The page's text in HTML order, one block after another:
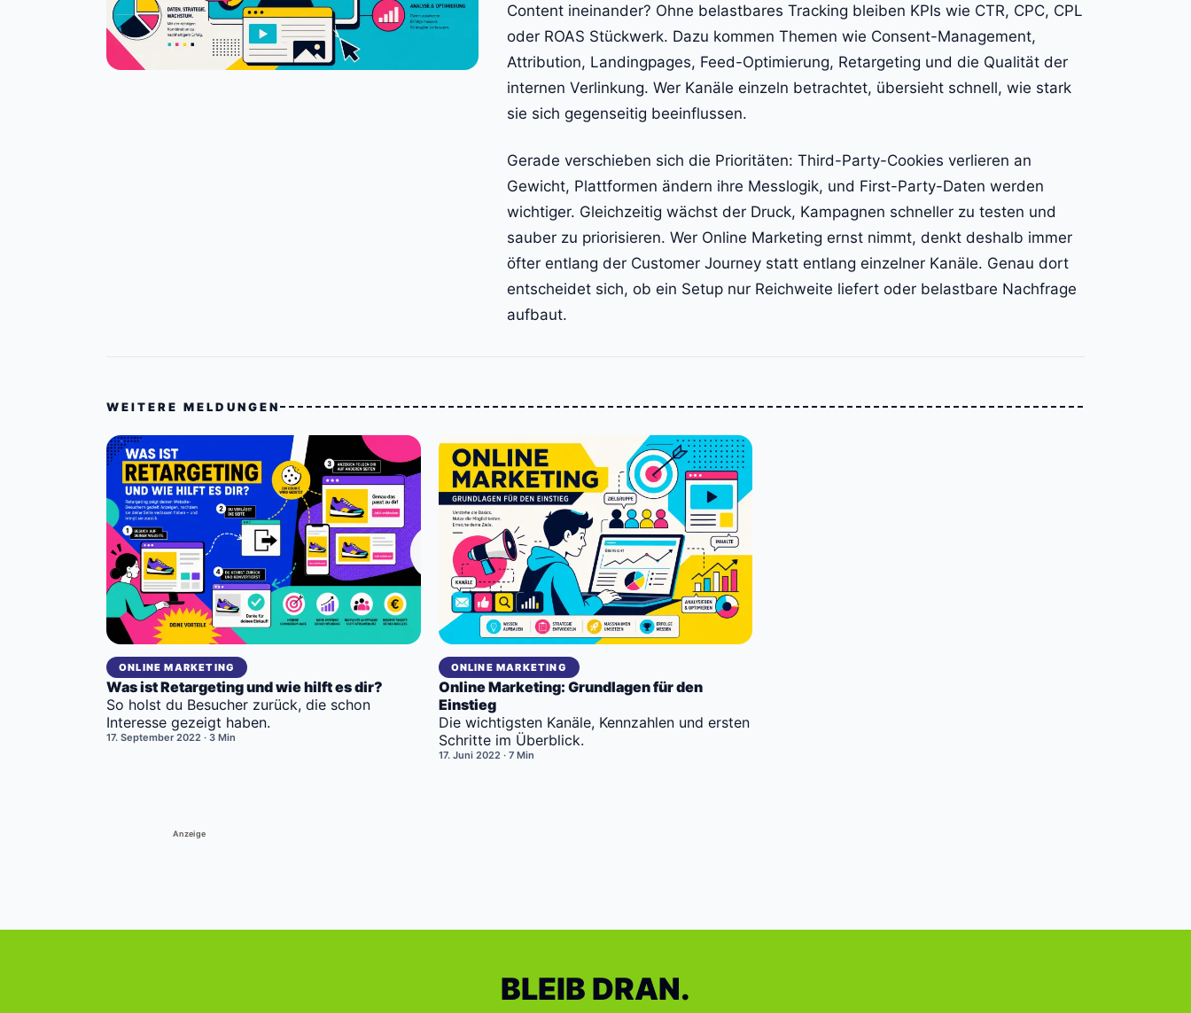
Content ineinander? Ohne belastbares Tracking bleiben KPIs wie CTR, CPC, CPL
oder ROAS Stückwerk. Dazu kommen Themen wie Consent-Management,
Attribution, Landingpages, Feed-Optimierung, Retargeting und die Qualität der
internen Verlinkung. Wer Kanäle einzeln betrachtet, übersieht schnell, wie stark
sie sich gegenseitig beeinflussen.
Gerade verschieben sich die Prioritäten: Third-Party-Cookies verlieren an
Gewicht, Plattformen ändern ihre Messlogik, und First-Party-Daten werden
wichtiger. Gleichzeitig wächst der Druck, Kampagnen schneller zu testen und
sauber zu priorisieren. Wer Online Marketing ernst nimmt, denkt deshalb immer
öfter entlang der Customer Journey statt entlang einzelner Kanäle. Genau dort
entscheidet sich, ob ein Setup nur Reichweite liefert oder belastbare Nachfrage
aufbaut.
WEITERE MELDUNGEN
ONLINE MARKETING
Was ist Retargeting und wie hilft es dir?
So holst du Besucher zurück, die schon
Interesse gezeigt haben.
17. September 2022 · 3 Min
ONLINE MARKETING
Online Marketing: Grundlagen für den
Einstieg
Die wichtigsten Kanäle, Kennzahlen und ersten
Schritte im Überblick.
17. Juni 2022· 7 Min
Anzeige
BLEIB DRAN.